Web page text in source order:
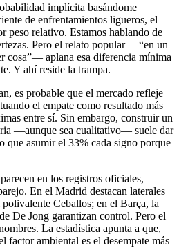
implícita basándome
de enfrentamientos ligueros, el
peso relativo. Estamos hablando de
Pero el relato popular —“en un
cosa”— aplana esa diferencia mínima
Y ahí reside la trampa.
es probable que el mercado refleje
el empate como resultado más
entre sí. Sin embargo, construir un
—aunque sea cualitativo— suele dar
que asumir el 33% cada signo porque
en los registros oficiales,
En el Madrid destacan laterales
Ceballos; en el Barça, la
De Jong garantizan control. Pero el
La estadística apunta a que,
factor ambiental es el desempate más